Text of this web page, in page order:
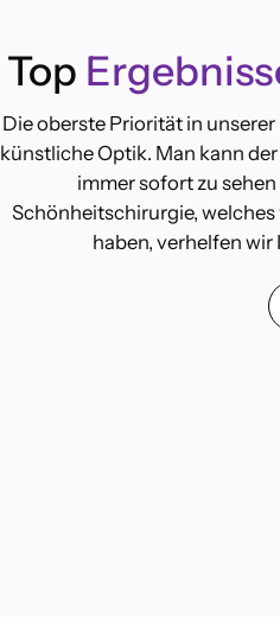
Top
Die oberste Priorität in
künstliche Optik. Man kann
immer sofort zu
Schönheitschirurgie,
haben, verhelfen